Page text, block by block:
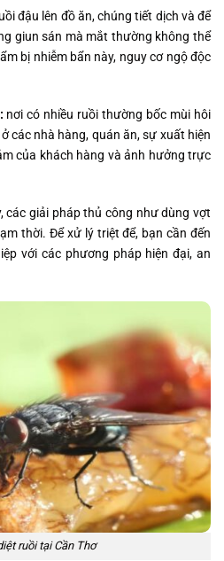
đậu lên đồ ăn, chúng tiết dịch và để
giun sán mà mắt thường không thể
bị nhiễm bẩn này, nguy cơ ngộ độc
nơi có nhiều ruồi thường bốc mùi hôi
các nhà hàng, quán ăn, sự xuất hiện
của khách hàng và ảnh hưởng trực
các giải pháp thủ công như dùng vợt
thời. Để xử lý triệt để, bạn cần đến
với các phương pháp hiện đại, an
ruồi tại Cần Thơ